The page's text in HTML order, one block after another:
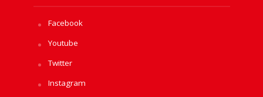
Facebook
Youtube
Twitter
Instagram